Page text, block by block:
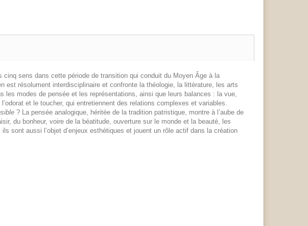
cinq sens dans cette période de transition qui conduit du Moyen Âge à la
est résolument interdisciplinaire et confronte la théologie, la littérature, les arts
les modes de pensée et les représentations, ainsi que leurs balances : la vue,
et le toucher, qui entretiennent des relations complexes et variables.
? La pensée analogique, héritée de la tradition patristique, montre à l’aube de
du bonheur, voire de la béatitude, ouverture sur le monde et la beauté, les
sont aussi l’objet d’enjeux esthétiques et jouent un rôle actif dans la création